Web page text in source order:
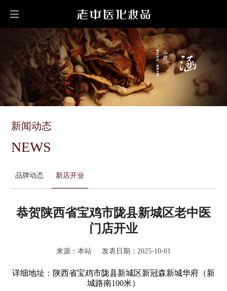
新闻动态
NEWS
品牌动态 新店开业
恭贺陕西省宝鸡市陇县新城区老中医
门店开业
来源：本站 发表日期：2025-10-01
详细地址：陕西省宝鸡市陇县新城区新冠森新城华府（新
城路南100米）